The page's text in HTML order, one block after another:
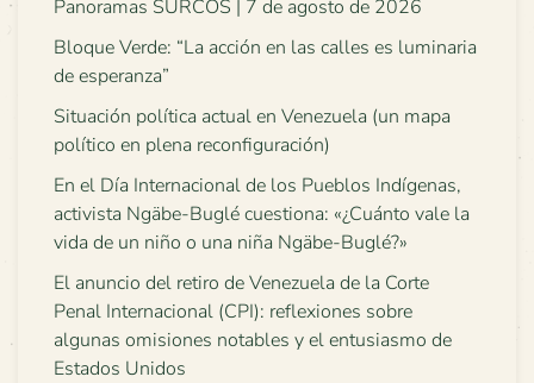
Panoramas SURCOS | 7 de agosto de 2026
Bloque Verde: “La acción en las calles es luminaria
de esperanza”
Situación política actual en Venezuela (un mapa
político en plena reconfiguración)
En el Día Internacional de los Pueblos Indígenas,
activista Ngäbe-Buglé cuestiona: «¿Cuánto vale la
vida de un niño o una niña Ngäbe-Buglé?»
El anuncio del retiro de Venezuela de la Corte
Penal Internacional (CPI): reflexiones sobre
algunas omisiones notables y el entusiasmo de
Estados Unidos